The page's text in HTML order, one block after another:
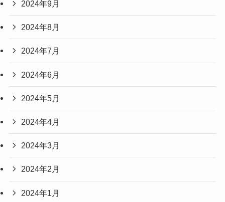
2024年9月
2024年8月
2024年7月
2024年6月
2024年5月
2024年4月
2024年3月
2024年2月
2024年1月